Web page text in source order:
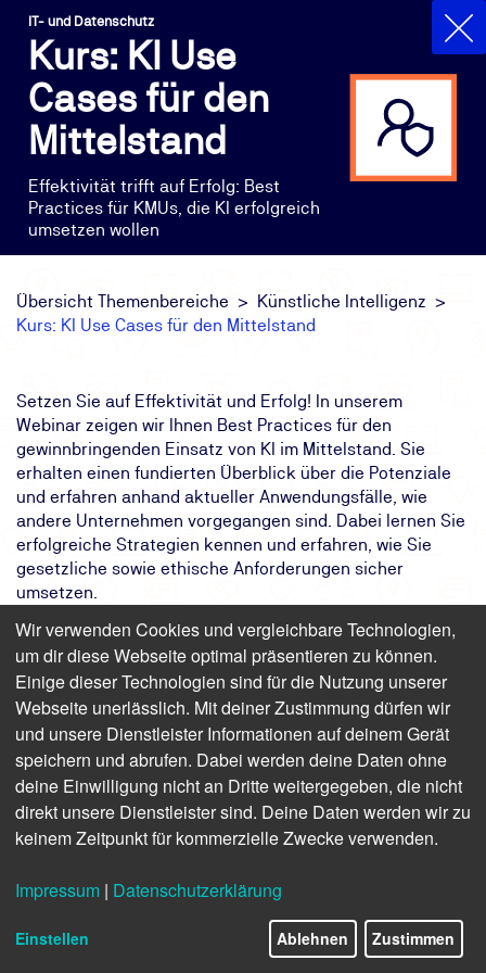
IT- und Datenschutz
Kurs: KI Use
Cases für den
Mittelstand
Effektivität trifft auf Erfolg: Best
Practices für KMUs, die KI erfolgreich
umsetzen wollen
Übersicht Themenbereiche
Künstliche Intelligenz
Kurs: KI Use Cases für den Mittelstand
Setzen Sie auf Effektivität und Erfolg! In unserem
Webinar zeigen wir Ihnen Best Practices für den
gewinnbringenden Einsatz von KI im Mittelstand. Sie
erhalten einen fundierten Überblick über die Potenziale
und erfahren anhand aktueller Anwendungsfälle, wie
andere Unternehmen vorgegangen sind. Dabei lernen Sie
erfolgreiche Strategien kennen und erfahren, wie Sie
gesetzliche sowie ethische Anforderungen sicher
umsetzen.
Das Ziel:
Echte Insights aus der Praxis zeigen, wie
KMUs durch KI echte
Wettbewerbsvorteile erzielen können.
Das Ergebnis:
Sie entwickeln eine KI-Strategie für Ihr
Unternehmen, indem Sie aus den
Fehlern anderer lernen.
Ihr Weg:
Sie lernen anhand praxisnaher Use
Cases, wie Sie KI im Mittelstand gezielt
Finden Sie freie Termine für das Seminar
Wir verwenden Cookies und vergleichbare Technologien,
um dir diese Webseite optimal präsentieren zu können.
Einige dieser Technologien sind für die Nutzung unserer
Webseite unerlässlich. Mit deiner Zustimmung dürfen wir
und unsere Dienstleister Informationen auf deinem Gerät
speichern und abrufen. Dabei werden deine Daten ohne
deine Einwilligung nicht an Dritte weitergegeben, die nicht
direkt unsere Dienstleister sind. Deine Daten werden wir zu
keinem Zeitpunkt für kommerzielle Zwecke verwenden.
Impressum | Datenschutzerklärung
Einstellen Ablehnen Zustimmen